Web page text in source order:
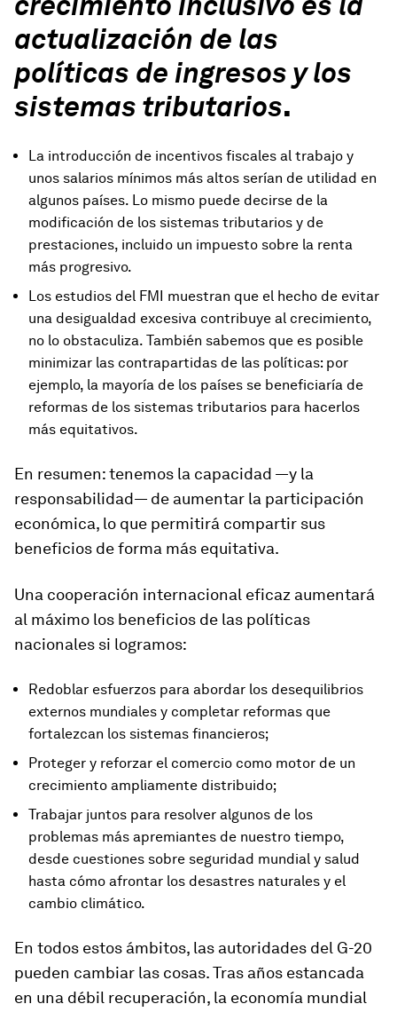
actualización de las
políticas de ingresos y los
sistemas tributarios.
La introducción de incentivos fiscales al trabajo y
unos salarios mínimos más altos serían de utilidad en
algunos países. Lo mismo puede decirse de la
modificación de los sistemas tributarios y de
prestaciones, incluido un impuesto sobre la renta
más progresivo.
Los estudios del FMI muestran que el hecho de evitar
una desigualdad excesiva contribuye al crecimiento,
no lo obstaculiza. También sabemos que es posible
minimizar las contrapartidas de las políticas: por
ejemplo, la mayoría de los países se beneficiaría de
reformas de los sistemas tributarios para hacerlos
más equitativos.
En resumen: tenemos la capacidad —y la
responsabilidad— de aumentar la participación
económica, lo que permitirá compartir sus
beneficios de forma más equitativa.
Una cooperación internacional eficaz aumentará
al máximo los beneficios de las políticas
nacionales si logramos:
Redoblar esfuerzos para abordar los desequilibrios
externos mundiales y completar reformas que
fortalezcan los sistemas financieros;
Proteger y reforzar el comercio como motor de un
crecimiento ampliamente distribuido;
Trabajar juntos para resolver algunos de los
problemas más apremiantes de nuestro tiempo,
desde cuestiones sobre seguridad mundial y salud
hasta cómo afrontar los desastres naturales y el
cambio climático.
En todos estos ámbitos, las autoridades del G-20
pueden cambiar las cosas. Tras años estancada
en una débil recuperación, la economía mundial